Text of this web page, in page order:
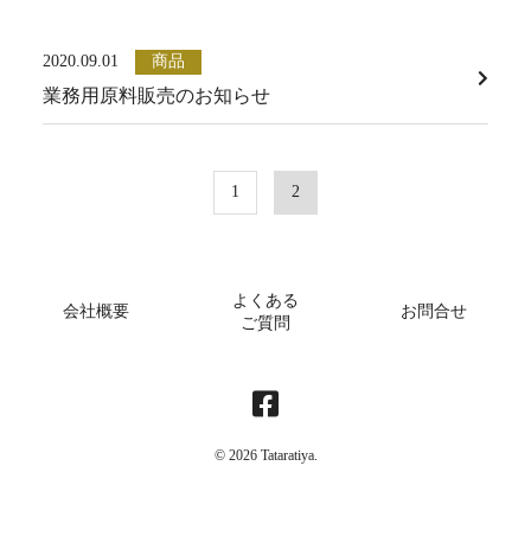
2020.09.01 商品
業務用原料販売のお知らせ
1 2
会社概要
よくある
ご質問
お問合せ
© 2026 Tataratiya.